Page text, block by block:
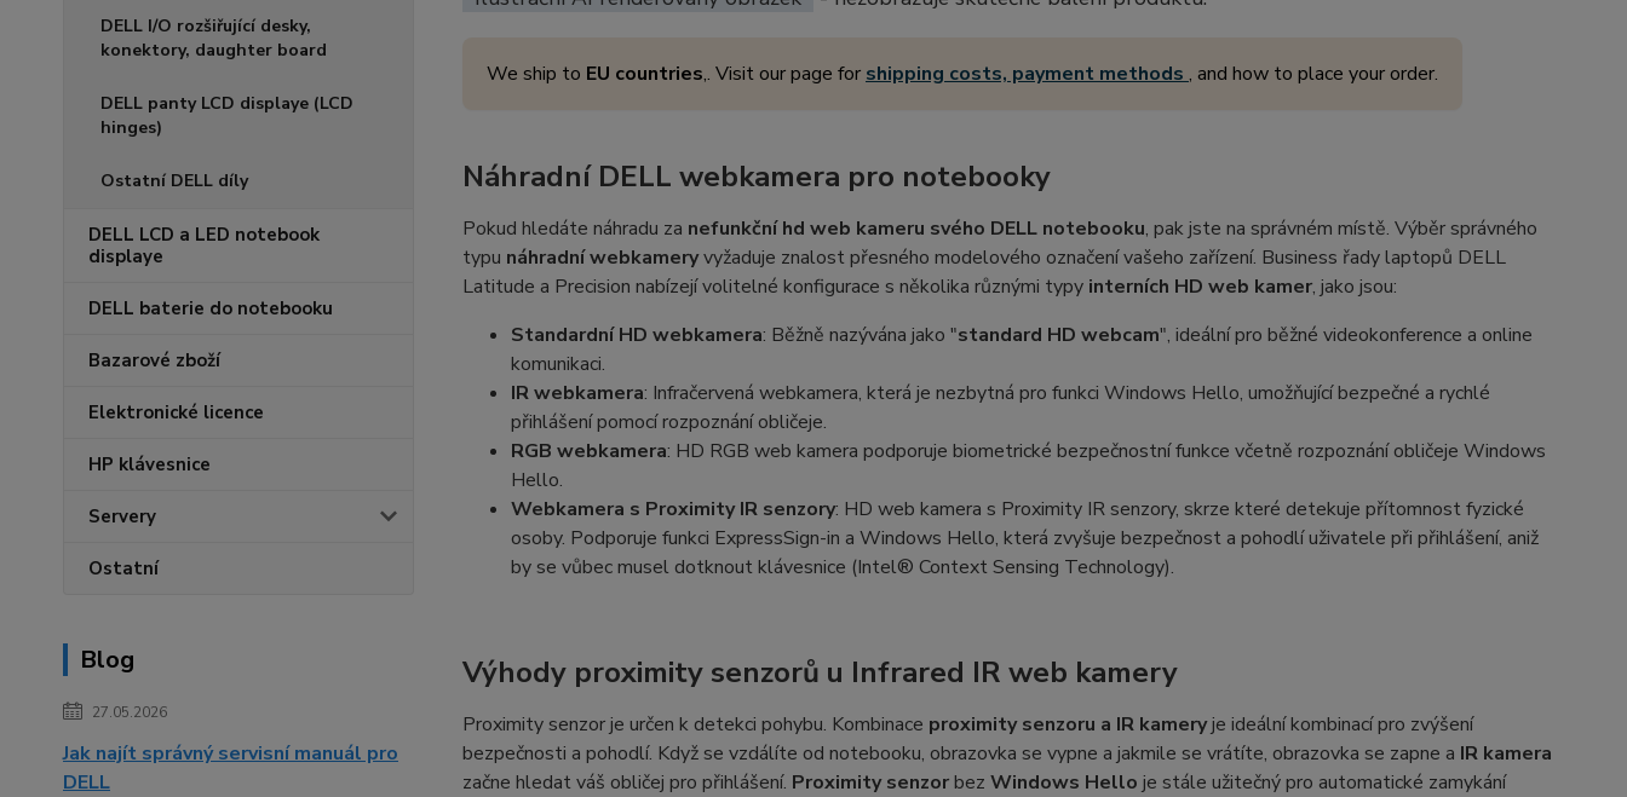
DELL I/O rozšiřující desky,
konektory, daughter board
DELL panty LCD displaye (LCD
hinges)
Ostatní DELL díly
DELL LCD a LED notebook
displaye
DELL baterie do notebooku
Bazarové zboží
Elektronické licence
HP klávesnice
Servery
Ostatní
Blog
27.05.2026
Jak najít správný servisní manuál pro
DELL
We ship to EU countries,. Visit our page for shipping costs, payment methods , and how to place your order.
Náhradní DELL webkamera pro notebooky
Pokud hledáte náhradu za nefunkční hd web kameru svého DELL notebooku, pak jste na správném místě. Výběr správného
typu náhradní webkameryvyžaduje znalost přesného modelového označení vašeho zařízení. Business řady laptopů DELL
Latitude a Precision nabízejí volitelné konfigurace s několika různými typy interních HD web kamer, jako jsou:
Standardní HD webkamera: Běžně nazývána jako "standard HD webcam", ideální pro běžné videokonference a online
komunikaci.
IR webkamera: Infračervená webkamera, která je nezbytná pro funkci Windows Hello, umožňující bezpečné a rychlé
přihlášení pomocí rozpoznání obličeje.
RGB webkamera: HD RGB web kamera podporuje biometrické bezpečnostní funkce včetně rozpoznání obličeje Windows
Hello.
Webkamera s Proximity IR senzory: HD web kamera s Proximity IR senzory, skrze které detekuje přítomnost fyzické
osoby. Podporuje funkci ExpressSign-in a Windows Hello, která zvyšuje bezpečnost a pohodlí uživatele při přihlášení, aniž
by se vůbec musel dotknout klávesnice (Intel® Context Sensing Technology).
Výhody proximity senzorů u Infrared IR web kamery
Proximity senzor je určen k detekci pohybu. Kombinace proximity senzoru a IR kameryje ideální kombinací pro zvýšení
bezpečnosti a pohodlí. Když se vzdálíte od notebooku, obrazovka se vypne a jakmile se vrátíte, obrazovka se zapne a IR kamera
začne hledat váš obličej pro přihlášení. Proximity senzorbez Windows Hello je stále užitečný pro automatické zamykání